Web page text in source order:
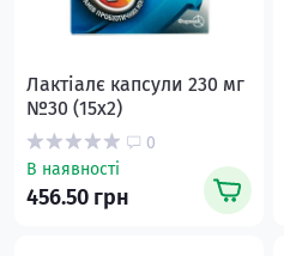
Лактіалє капсули 230 мг
№30 (15х2)
0
В наявності
456.50 грн